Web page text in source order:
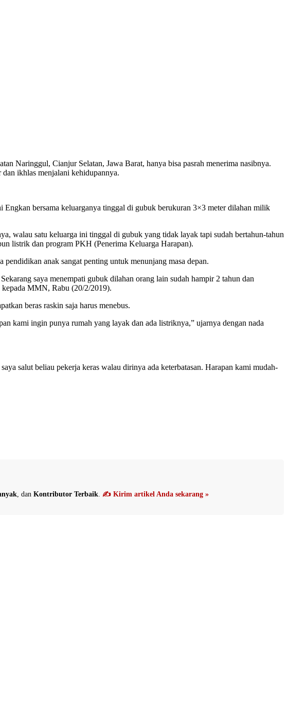
Naringgul, Cianjur Selatan, Jawa Barat, hanya bisa pasrah menerima nasibnya.
ikhlas menjalani kehidupannya.
Engkan bersama keluarganya tinggal di gubuk berukuran 3×3 meter dilahan milik
walau satu keluarga ini tinggal di gubuk yang tidak layak tapi sudah bertahun-tahun
listrik dan program PKH (Penerima Keluarga Harapan).
anak sangat penting untuk menunjang masa depan.
saya menempati gubuk dilahan orang lain sudah hampir 2 tahun dan
kepada MMN, Rabu (20/2/2019).
beras raskin saja harus menebus.
kami ingin punya rumah yang layak dan ada listriknya,” ujarnya dengan nada
salut beliau pekerja keras walau dirinya ada keterbatasan. Harapan kami mudah-
, dan Kontributor Terbaik ✍️ Kirim artikel Anda sekarang »